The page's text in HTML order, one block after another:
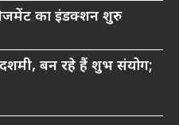
का इंडक्शन शुरु
बन रहे हैं शुभ संयोग;